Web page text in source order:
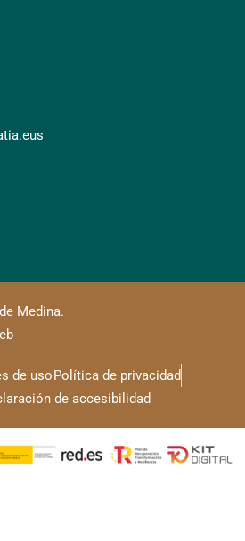
Medina.
de usoPolítica de privacidad
de accesibilidad